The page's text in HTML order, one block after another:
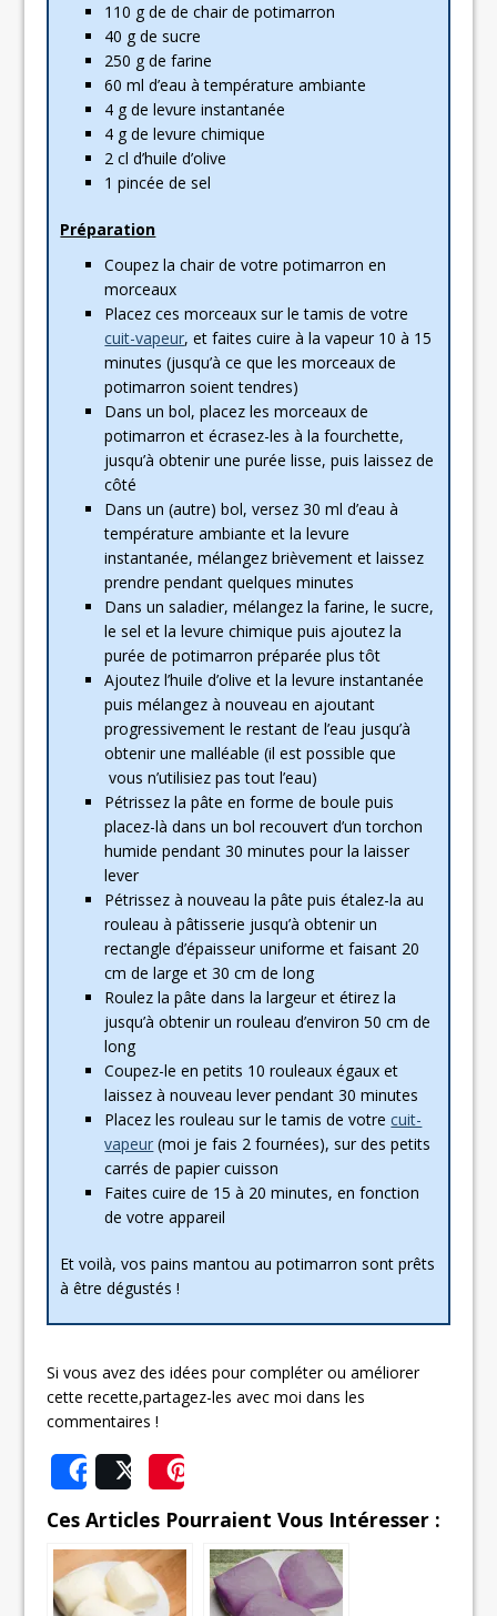
110 g de de chair de potimarron
40 g de sucre
250 g de farine
60 ml d’eau à température ambiante
4 g de levure instantanée
4 g de levure chimique
2 cl d’huile d’olive
1 pincée de sel
Préparation
Coupez la chair de votre potimarron en
morceaux
Placez ces morceaux sur le tamis de votre
cuit-vapeur, et faites cuire à la vapeur 10 à 15
minutes (jusqu’à ce que les morceaux de
potimarron soient tendres)
Dans un bol, placez les morceaux de
potimarron et écrasez-les à la fourchette,
jusqu’à obtenir une purée lisse, puis laissez de
côté
Dans un (autre) bol, versez 30 ml d’eau à
température ambiante et la levure
instantanée, mélangez brièvement et laissez
prendre pendant quelques minutes
Dans un saladier, mélangez la farine, le sucre,
le sel et la levure chimique puis ajoutez la
purée de potimarron préparée plus tôt
Ajoutez l’huile d’olive et la levure instantanée
puis mélangez à nouveau en ajoutant
progressivement le restant de l’eau jusqu’à
obtenir une malléable (il est possible que
vous n’utilisiez pas tout l’eau)
Pétrissez la pâte en forme de boule puis
placez-là dans un bol recouvert d’un torchon
humide pendant 30 minutes pour la laisser
lever
Pétrissez à nouveau la pâte puis étalez-la au
rouleau à pâtisserie jusqu’à obtenir un
rectangle d’épaisseur uniforme et faisant 20
cm de large et 30 cm de long
Roulez la pâte dans la largeur et étirez la
jusqu’à obtenir un rouleau d’environ 50 cm de
long
Coupez-le en petits 10 rouleaux égaux et
laissez à nouveau lever pendant 30 minutes
Placez les rouleau sur le tamis de votre cuit-
vapeur (moi je fais 2 fournées), sur des petits
carrés de papier cuisson
Faites cuire de 15 à 20 minutes, en fonction
de votre appareil
Et voilà, vos pains mantou au potimarron sont prêts
à être dégustés !
Si vous avez des idées pour compléter ou améliorer
cette recette,partagez-les avec moi dans les
commentaires !
SharePost
Ces Articles Pourraient Vous Intéresser :